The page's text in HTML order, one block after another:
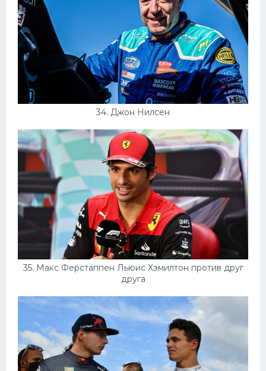
34. Джон Нилсен
35. Макс Ферстаппен Льюис Хэмилтон против друг
друга